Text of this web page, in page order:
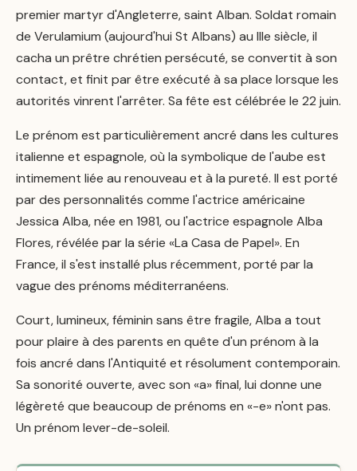
premier martyr d'Angleterre, saint Alban. Soldat romain
de Verulamium (aujourd'hui St Albans) au IIIe siècle, il
cacha un prêtre chrétien persécuté, se convertit à son
contact, et finit par être exécuté à sa place lorsque les
autorités vinrent l'arrêter. Sa fête est célébrée le 22 juin.
Le prénom est particulièrement ancré dans les cultures
italienne et espagnole, où la symbolique de l'aube est
intimement liée au renouveau et à la pureté. Il est porté
par des personnalités comme l'actrice américaine
Jessica Alba, née en 1981, ou l'actrice espagnole Alba
Flores, révélée par la série «La Casa de Papel». En
France, il s'est installé plus récemment, porté par la
vague des prénoms méditerranéens.
Court, lumineux, féminin sans être fragile, Alba a tout
pour plaire à des parents en quête d'un prénom à la
fois ancré dans l'Antiquité et résolument contemporain.
Sa sonorité ouverte, avec son «a» final, lui donne une
légèreté que beaucoup de prénoms en «-e» n'ont pas.
Un prénom lever-de-soleil.